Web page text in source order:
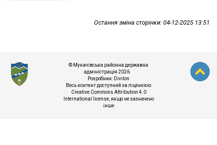
Остання зміна сторінки: 04-12-2025 13:51
© Мукачівська районна державна
адміністрація 2026
Розробник: Divilon
Весь контент доступний за ліцензією
Creative Commons Attribution 4.0
International license, якщо не зазначено
інше